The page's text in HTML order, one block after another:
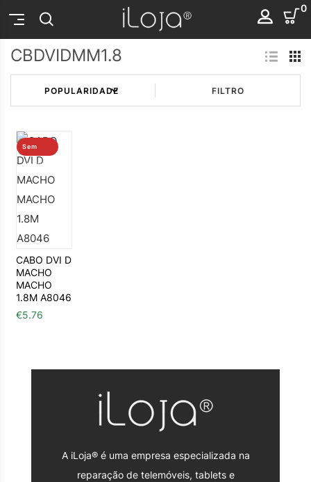
0
CBDVIDMM1.8
FILTRO
Sem
stock
CABO DVI D
MACHO
MACHO
1.8M A8046
€5.76
A iLoja® é uma empresa especializada na
reparação de telemóveis, tablets e